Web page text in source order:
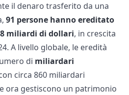
il denaro trasferito da una
91 persone hanno ereditato
miliardi di dollari, in crescita
A livello globale, le eredità
di miliardari
circa 860 miliardari
ora gestiscono un patrimonio